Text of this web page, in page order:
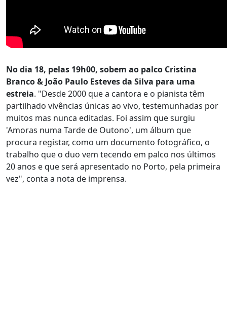
No dia 18, pelas 19h00, sobem ao palco Cristina
Branco & João Paulo Esteves da Silva para uma
estreia. "Desde 2000 que a cantora e o pianista têm
partilhado vivências únicas ao vivo, testemunhadas por
muitos mas nunca editadas. Foi assim que surgiu
'Amoras numa Tarde de Outono', um álbum que
procura registar, como um documento fotográfico, o
trabalho que o duo vem tecendo em palco nos últimos
20 anos e que será apresentado no Porto, pela primeira
vez", conta a nota de imprensa.